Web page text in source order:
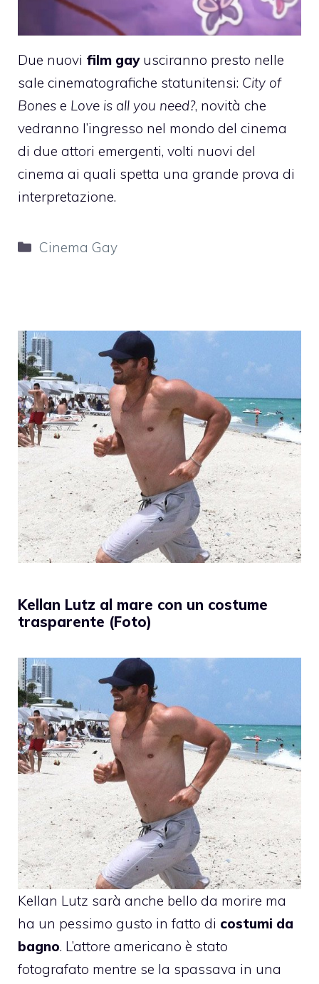
Due nuovi film gayusciranno presto nelle
sale cinematografiche statunitensi: City of
Bones e Love is all you need?, novità che
vedranno l’ingresso nel mondo del cinema
di due attori emergenti, volti nuovi del
cinema ai quali spetta una grande prova di
interpretazione.
Categorie
Cinema Gay
Kellan Lutz al mare con un costume
trasparente (Foto)
Kellan Lutz sarà anche bello da morire ma
ha un pessimo gusto in fatto di costumi da
bagno. L’attore americano è stato
fotografato mentre se la spassava in una